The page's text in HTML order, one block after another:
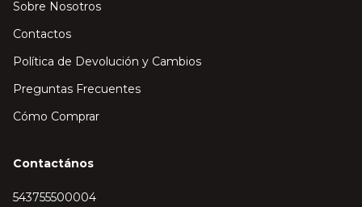
Sobre Nosotros
Contactos
Política de Devolución y Cambios
Preguntas Frecuentes
Cómo Comprar
Contactános
543755500004